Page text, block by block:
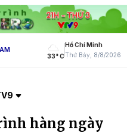
33° C
Hồ Chí Minh
Thứ Bảy, 8/8/2026
hàng ngày